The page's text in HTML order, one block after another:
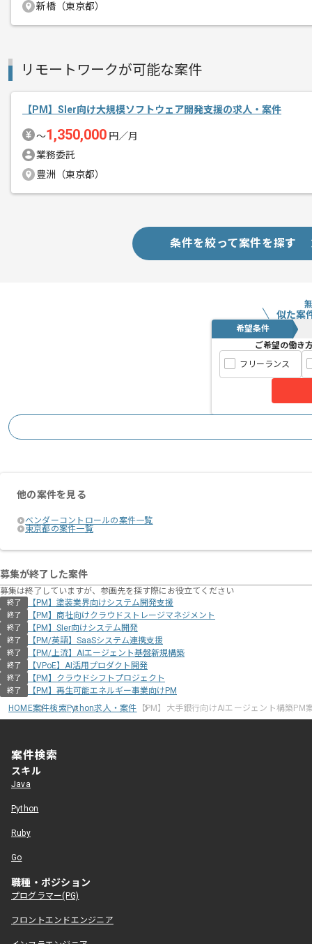
新橋（東京都）
リモートワークが可能な案件
【PM】Sler向け大規模ソフトウェア開発支援の求人・案件
〜1,350,000 円／月
業務委託
豊洲（東京都）
条件を絞って案件を探す
似た案
希望条件
ご希望の働き
フリーランス
他の案件を見る
ベンダーコントロールの案件一覧
東京都の案件一覧
募集が終了した案件
募集は終了していますが、参画先を探す際にお役立てください
終了 【PM】塗装業界向けシステム開発支援
終了 【PM】商社向けクラウドストレージマネジメント
終了 【PM】SIer向けシステム開発
終了 【PM/英語】SaaSシステム連携支援
終了 【PM/上流】AIエージェント基盤新規構築
終了 【VPoE】AI活用プロダクト開発
終了 【PM】クラウドシフトプロジェクト
終了
【PM】再生可能エネルギー事業向けPM
HOME案件検索Python求人・案件 【PM】大手銀行向けAIエージェント構築PM
案件検索
スキル
Java
Python
Ruby
Go
職種・ポジション
プログラマー(PG)
フロントエンドエンジニア